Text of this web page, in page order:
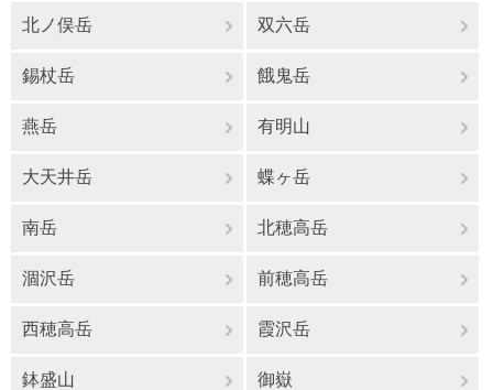
北ノ俣岳 双六岳
錫杖岳 餓鬼岳
燕岳 有明山
大天井岳 蝶ヶ岳
南岳 北穂高岳
涸沢岳 前穂高岳
西穂高岳 霞沢岳
鉢盛山 御嶽